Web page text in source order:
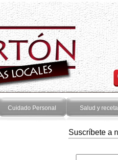
Cuidado Personal Salud y
Suscríbete a